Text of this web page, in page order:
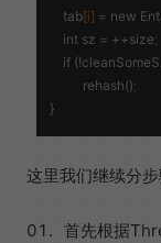
    tab
[i] = new
    int
sz = ++size;
if
          rehash()
;
这里我们继续分
首先根据